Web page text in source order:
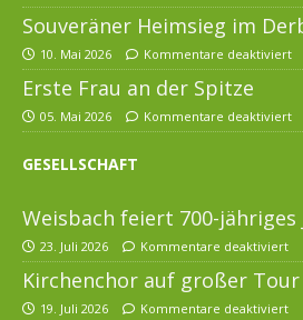
Souveräner Heimsieg im
10. Mai 2026 Kommentare deaktiviert
Erste Frau an der Spitze
05. Mai 2026 Kommentare deaktiviert
GESELLSCHAFT
Weisbach feiert 700-jähriges
23. Juli 2026 Kommentare deaktiviert
Kirchenchor auf großer Tour
19. Juli 2026 Kommentare deaktiviert